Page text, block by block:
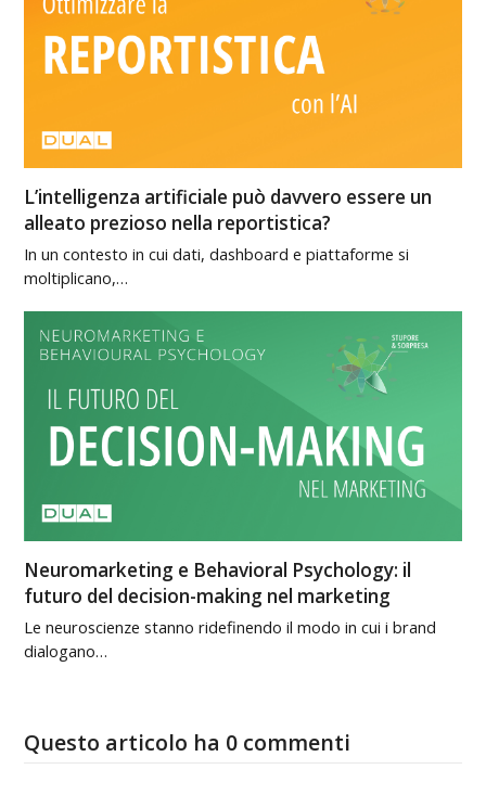
L’intelligenza artificiale può davvero essere un
alleato prezioso nella reportistica?
In un contesto in cui dati, dashboard e piattaforme si
moltiplicano,…
Neuromarketing e Behavioral Psychology: il
futuro del decision-making nel marketing
Le neuroscienze stanno ridefinendo il modo in cui i brand
dialogano…
Questo articolo ha 0 commenti